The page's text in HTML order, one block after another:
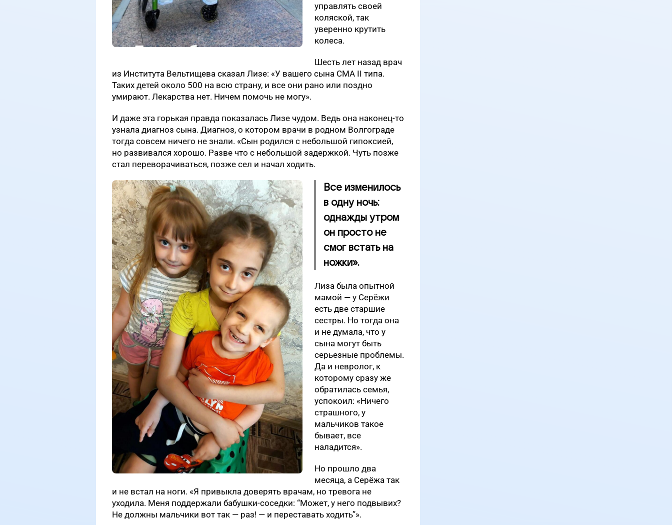
управлять своей
коляской, так
уверенно крутить
колеса.
Шесть лет назад врач
из Института Вельтищева сказал Лизе: «У вашего сына СМА II типа.
Таких детей около 500 на всю страну, и все они рано или поздно
умирают. Лекарства нет. Ничем помочь не могу».
И даже эта горькая правда показалась Лизе чудом. Ведь она наконец-то
узнала диагноз сына. Диагноз, о котором врачи в родном Волгограде
тогда совсем ничего не знали. «Сын родился с небольшой гипоксией,
но развивался хорошо. Разве что с небольшой задержкой. Чуть позже
стал переворачиваться, позже сел и начал ходить.
Все изменилось
в одну ночь:
однажды утром
он просто не
смог встать на
ножки».
Лиза была опытной
мамой — у Серёжи
есть две старшие
сестры. Но тогда она
и не думала, что у
сына могут быть
серьезные проблемы.
Да и невролог, к
которому сразу же
обратилась семья,
успокоил: «Ничего
страшного, у
мальчиков такое
бывает, все
наладится».
Но прошло два
месяца, а Серёжа так
и не встал на ноги. «Я привыкла доверять врачам, но тревога не
уходила. Меня поддержали бабушки-соседки: “Может, у него подвывих?
Не должны мальчики вот так — раз! — и переставать ходить”».